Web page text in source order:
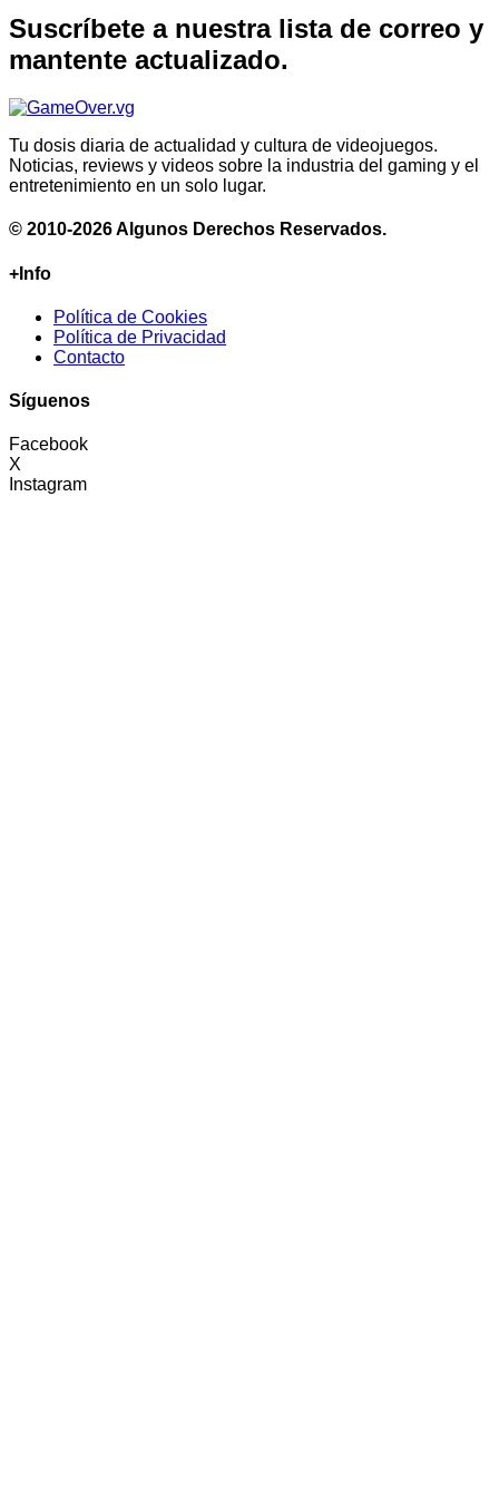
Suscríbete a nuestra lista de correo y
mantente actualizado.
Tu dosis diaria de actualidad y cultura de videojuegos.
Noticias, reviews y videos sobre la industria del gaming y el
entretenimiento en un solo lugar.
© 2010-2026 Algunos Derechos Reservados.
+Info
Política de Cookies
Política de Privacidad
Contacto
Síguenos
Facebook
X
Instagram